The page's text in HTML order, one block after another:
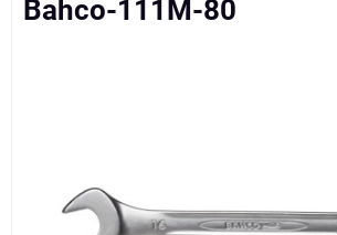
Bahco-111M-80